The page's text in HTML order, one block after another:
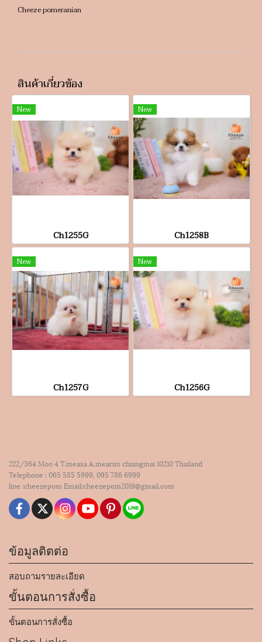
Cheeze pomeranian
สินค้าเกี่ยวข้อง
New
Ch1255G
New
Ch1258B
New
Ch1257G
New
Ch1256G
222/364 Moo 4 T.measa A.mearim chiangmai 10210 Thailand
Telephone : 065 585 5999, 095 786 6999
line :cheezepom Email:cheezepom2019@gmail.com
ข้อมูลติตต่อ
สอบถามรายละเอียด
ขั้นตอนการสั่งซื้อ
ขั้นตอนการสั่งซื้อ